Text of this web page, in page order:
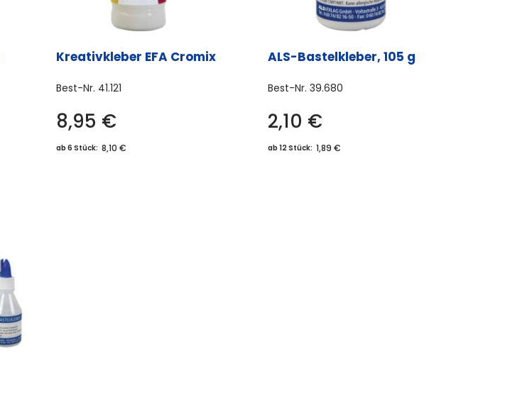
Kreativkleber EFA Cromix
Best-Nr. 41.121
8,95 €
ab 6 Stück: 8,10 €
ALS-Bastelkleber, 105 g
Best-Nr. 39.680
2,10 €
ab 12 Stück: 1,89 €